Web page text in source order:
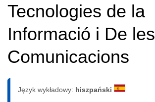
Tecnologies de la
Informació i De les
Comunicacions
Język wykładowy: hiszpański